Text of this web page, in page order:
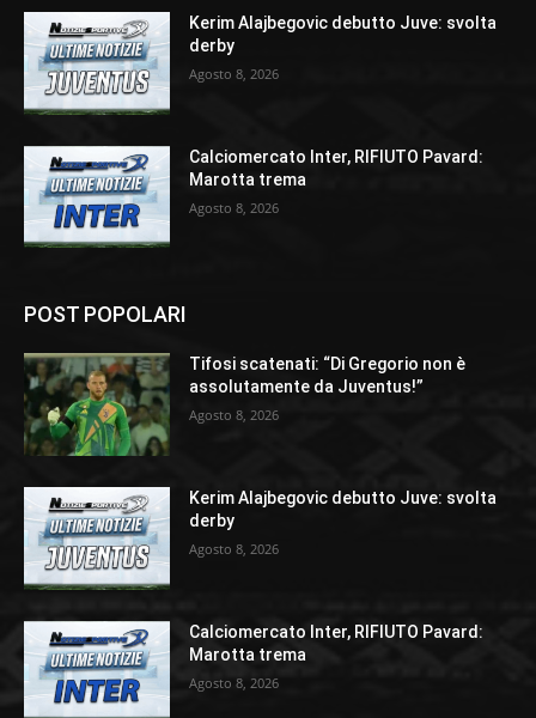
Kerim Alajbegovic debutto Juve: svolta
derby
Agosto 8, 2026
Calciomercato Inter, RIFIUTO Pavard:
Marotta trema
Agosto 8, 2026
POST POPOLARI
Tifosi scatenati: “Di Gregorio non è
assolutamente da Juventus!”
Agosto 8, 2026
Kerim Alajbegovic debutto Juve: svolta
derby
Agosto 8, 2026
Calciomercato Inter, RIFIUTO Pavard:
Marotta trema
Agosto 8, 2026